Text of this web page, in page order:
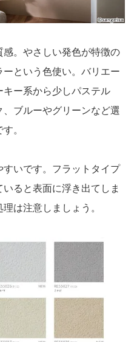
。やさしい発色が特徴の
という色使い。バリエー
ー系から少しパステル
ブルーやグリーンなど選
。
いです。フラットタイプ
ると表面に浮き出てしま
は注意しましょう。